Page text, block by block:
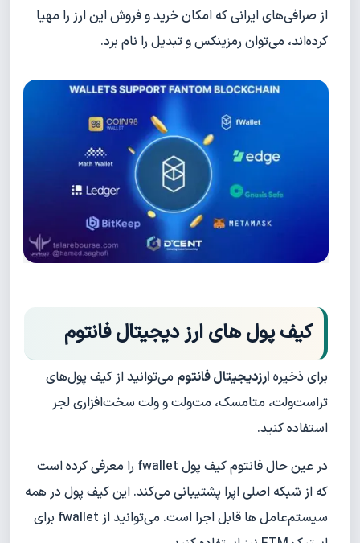
از صرافی‌های ایرانی که امکان خرید و فروش این ارز را مهیا
کرده‌اند، می‌توان رمزینکس و تبدیل را نام برد.
کیف پول های ارز دیجیتال فانتوم
برای ذخیره ارزدیجیتال فانتوم می‌توانید از کیف پول‌های
تراست‌ولت، متامسک، مت‌ولت و ولت سخت‌افزاری لجر
استفاده کنید.
در عین حال فانتوم کیف پول fwallet را معرفی کرده است
که از شبکه اصلی اپرا پشتیبانی می‌کند. این کیف پول در همه
سیستم‌عامل ها قابل اجرا است. می‌توانید از fwallet برای